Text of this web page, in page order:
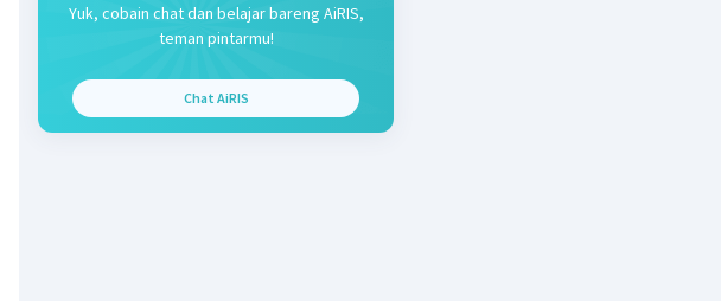
Yuk, cobain chat dan belajar bareng AiRIS,
teman pintarmu!
Chat AiRIS